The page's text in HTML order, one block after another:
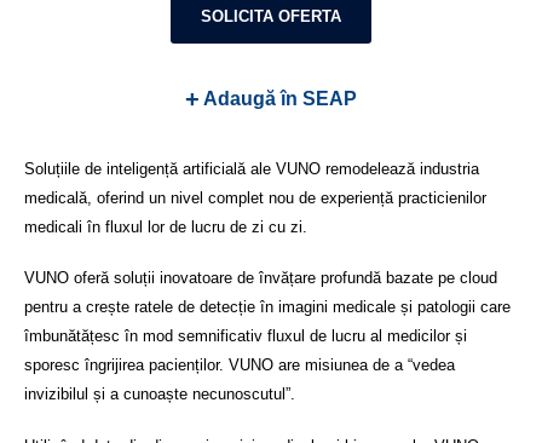
SOLICITA OFERTA
+ Adaugă în SEAP
Soluțiile de inteligență artificială ale VUNO remodelează industria
medicală, oferind un nivel complet nou de experiență practicienilor
medicali în fluxul lor de lucru de zi cu zi.
VUNO oferă soluții inovatoare de învățare profundă bazate pe cloud
pentru a crește ratele de detecție în imagini medicale și patologii care
îmbunătățesc în mod semnificativ fluxul de lucru al medicilor și
sporesc îngrijirea pacienților. VUNO are misiunea de a “vedea
invizibilul și a cunoaște necunoscutul”.